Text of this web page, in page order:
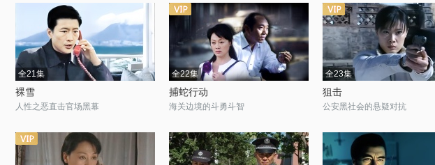
全21集
裸雪
人性之恶直击官场黑幕
全22集
捕蛇行动
海关边境的斗勇斗智
全23集
狙击
公安黑社会的悬疑对抗